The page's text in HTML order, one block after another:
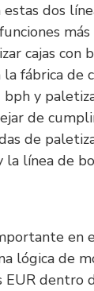
dos
cajas con
fábrica de
y
de
de
la línea de
en
lógica de
EUR dentro